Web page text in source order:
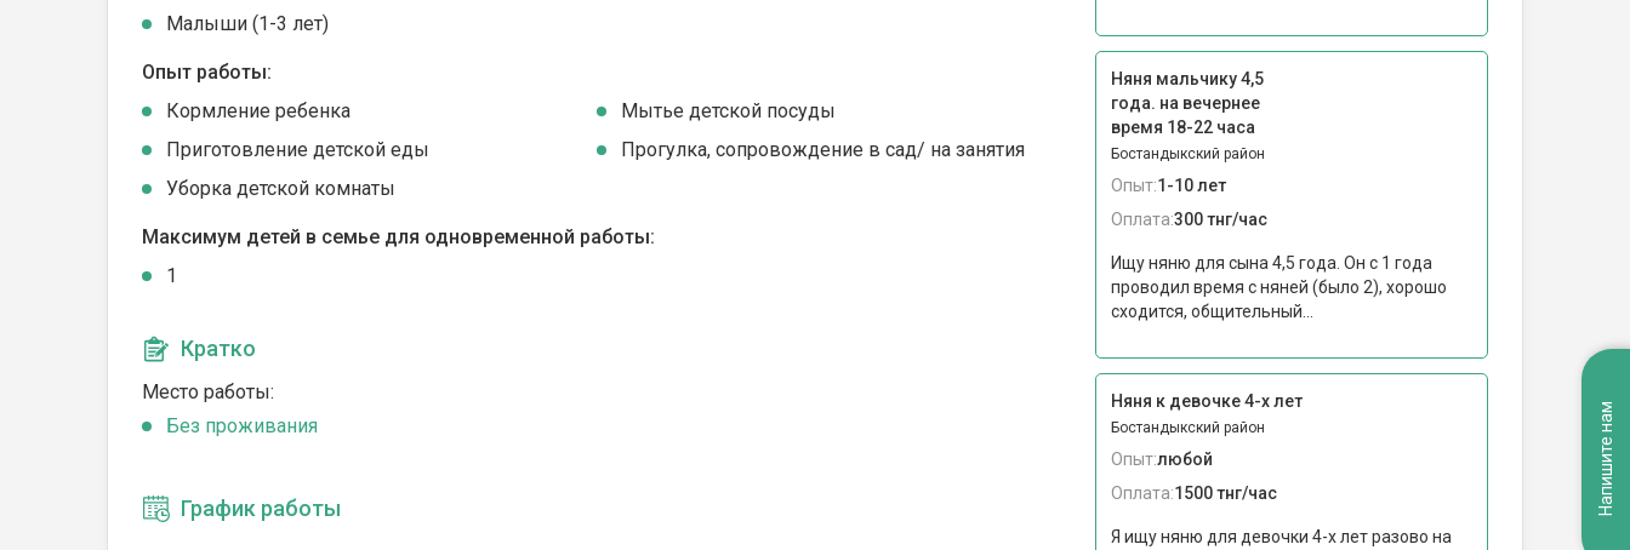
Малыши (1-3 лет)
Опыт работы:
Кормление ребенка
Мытье детской посуды
Приготовление детской еды
Прогулка, сопровождение в сад/ на занятия
Уборка детской комнаты
Максимум детей в семье для одновременной работы:
1
Кратко
Место работы:
Без проживания
График работы
Няня мальчику 4,5
года. на вечернее
время 18-22 часа
Бостандыкский район
Опыт:1-10 лет
Оплата:300 тнг/час
Ищу няню для сына 4,5 года. Он с 1 года
проводил время с няней (было 2), хорошо
сходится, общительный...
Няня к девочке 4-х лет
Бостандыкский район
Опыт:любой
Оплата:1500 тнг/час
Я ищу няню для девочки 4-х лет разово на
Напишите нам